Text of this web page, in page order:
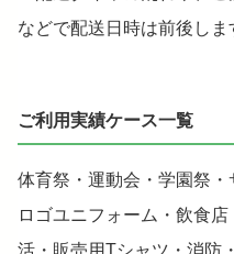
などで配送日時は前後しま
ご利用実績ケース一覧
体育祭・運動会・学園祭
ロゴユニフォーム・飲食